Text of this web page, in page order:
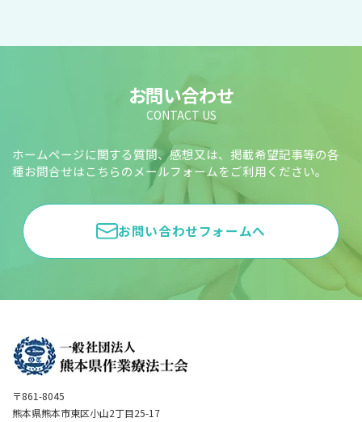
お問い合わせ
CONTACT US
ホームページに関する質問、感想又は、掲載希望記事等の各
種お問合せはこちらのメールフォームをご利用ください。
お問い合わせフォームへ
〒861-8045
熊本県熊本市東区小山2丁目25-17